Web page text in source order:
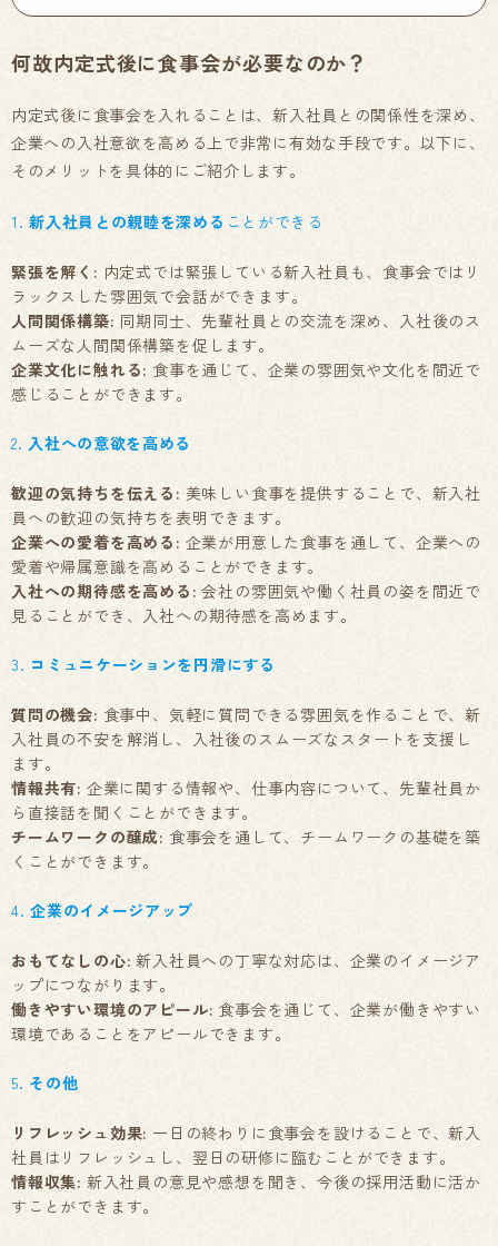
何故内定式後に食事会が必要なのか？
内定式後に食事会を入れることは、新入社員との関係性を深め、
企業への入社意欲を高める上で非常に有効な手段です。以下に、
そのメリットを具体的にご紹介します。
1.新入社員との親睦を深める ことができる
緊張を解く: 内定式では緊張している新入社員も、食事会ではリ
ラックスした雰囲気で会話ができます。
人間関係構築: 同期同士、先輩社員との交流を深め、入社後のス
ムーズな人間関係構築を促します。
企業文化に触れる: 食事を通じて、企業の雰囲気や文化を間近で
感じることができます。
2.入社への意欲を高める
歓迎の気持ちを伝える: 美味しい食事を提供することで、新入社
員への歓迎の気持ちを表明できます。
企業への愛着を高める: 企業が用意した食事を通して、企業への
愛着や帰属意識を高めることができます。
入社への期待感を高める: 会社の雰囲気や働く社員の姿を間近で
見ることができ、入社への期待感を高めます。
3. コミュニケーションを円滑にする
質問の機会: 食事中、気軽に質問できる雰囲気を作ることで、新
入社員の不安を解消し、入社後のスムーズなスタートを支援し
ます。
情報共有: 企業に関する情報や、仕事内容について、先輩社員か
ら直接話を聞くことができます。
チームワークの醸成: 食事会を通して、チームワークの基礎を築
くことができます。
4.企業のイメージアップ
おもてなしの心: 新入社員への丁寧な対応は、企業のイメージア
ップにつながります。
働きやすい環境のアピール: 食事会を通じて、企業が働きやすい
環境であることをアピールできます。
5. その他
リフレッシュ効果: 一日の終わりに食事会を設けることで、新入
社員はリフレッシュし、翌日の研修に臨むことができます。
情報収集: 新入社員の意見や感想を聞き、今後の採用活動に活か
すことができます。